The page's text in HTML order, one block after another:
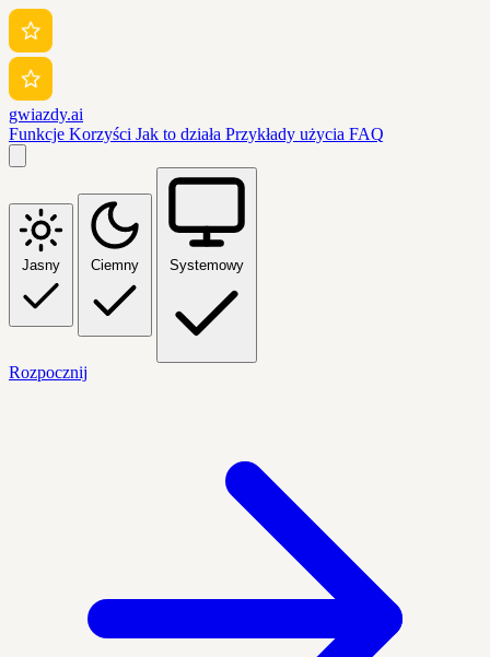
gwiazdy.ai
Funkcje Korzyści Jak to działa Przykłady użycia FAQ
Jasny Ciemny Systemowy
Rozpocznij